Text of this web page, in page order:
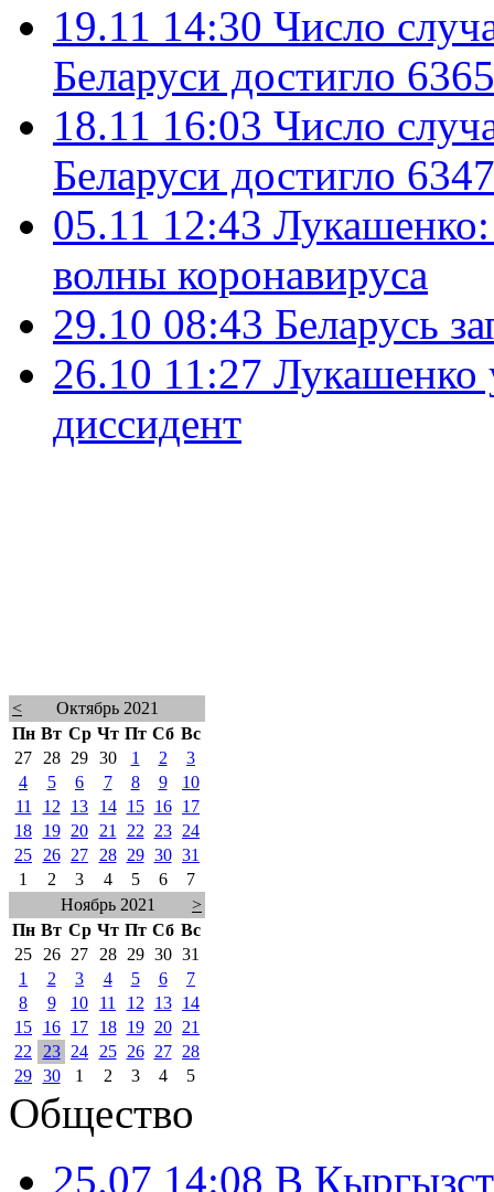
19.11 14:30 Число
Беларуси достигло
18.11 16:03 Число
Беларуси достигло
05.11 12:43 Лукашенко:
волны коронавируса
29.10 08:43 Беларусь
26.10 11:27 Лукашенко
диссидент
<
Октябрь 2021
Пн Вт Ср Чт Пт Сб Вс
27
28 29 30 1 2
3
4
5 6 7 8 9
10
11
12 13 14 15 16
17
18
19 20 21 22 23
24
25
26 27 28 29 30 31
1
2 3 4 5 6
7
Ноябрь 2021
>
Пн Вт Ср Чт Пт Сб Вс
25
26 27 28 29 30 31
1
2 3 4 5 6
7
8
9 10 11 12 13
14
15
16 17 18 19 20
21
22
23 24 25 26 27
28
29 30 1 2 3 4 5
Общество
25.07 14:08 В